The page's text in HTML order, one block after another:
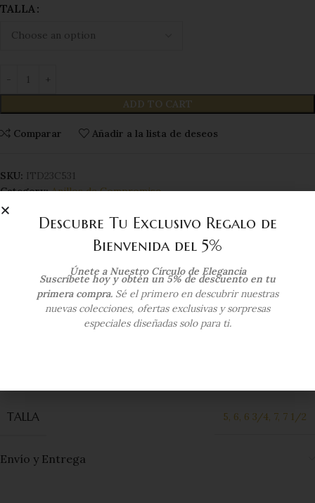
TALLA
ADD TO CART
Comparar Añadir a la lista de deseos
SKU: ITD23C531
Category: Anillos de Compromiso
Tags:
Compartir:
Additional information
COLOR DEL ORO
Oro Blanco
TALLA 5, 6, 6 3/4, 7, 7 1/2
Envío y Entrega
Descubre Tu Exclusivo Regalo de
Bienvenida del 5%
Únete a Nuestro Círculo de Elegancia
Suscríbete hoy y obtén un 5% de descuento en tu
primera compra. Sé el primero en descubrir nuestras
nuevas colecciones, ofertas exclusivas y sorpresas
especiales diseñadas solo para ti.